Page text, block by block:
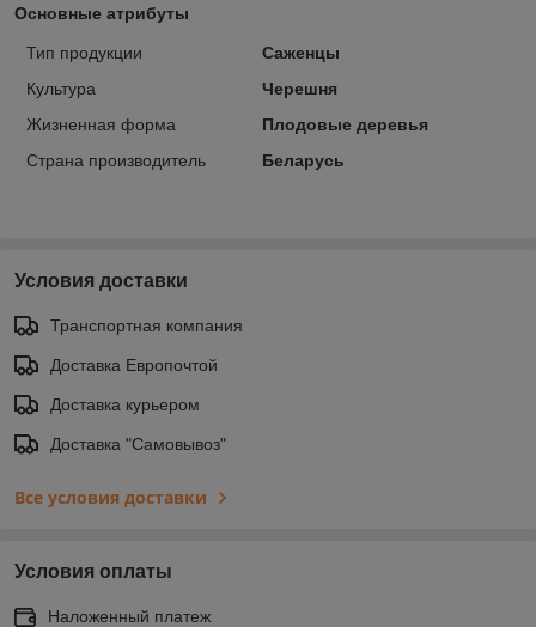
Основные атрибуты
Тип продукции
Саженцы
Культура
Черешня
Жизненная форма
Плодовые деревья
Страна производитель
Беларусь
Условия доставки
Транспортная компания
Доставка Европочтой
Доставка курьером
Доставка "Самовывоз"
Все условия доставки
Условия оплаты
Наложенный платеж